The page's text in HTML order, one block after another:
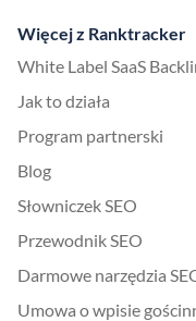
Więcej z Ranktracker
White Label SaaS
Jak to działa
Program partnerski
Blog
Słowniczek SEO
Przewodnik SEO
Darmowe narzędzia
Umowa o wpisie